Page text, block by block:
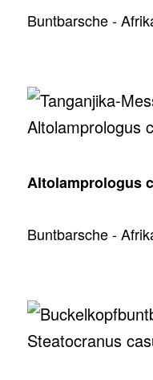
Buntbarsche -
Altolamprologus
Buntbarsche -